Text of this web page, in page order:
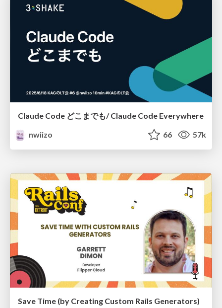
Claude Code どこまでも/ Claude Code Everywhere
nwiizo
66 57k
Save Time (by Creating Custom Rails Generators)